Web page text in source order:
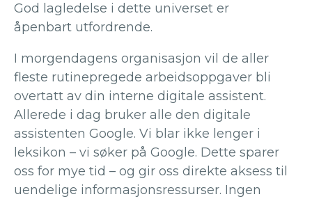
God lagledelse i dette universet er
åpenbart utfordrende.
I morgendagens organisasjon vil de aller
fleste rutinepregede arbeidsoppgaver bli
overtatt av din interne digitale assistent.
Allerede i dag bruker alle den digitale
assistenten Google. Vi blar ikke lenger i
leksikon – vi søker på Google. Dette sparer
oss for mye tid – og gir oss direkte aksess til
uendelige informasjonsressurser. Ingen